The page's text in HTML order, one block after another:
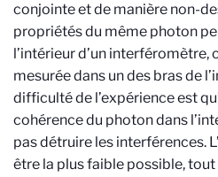
conjointe et de manière non-
propriétés du même photon
l’intérieur d’un
mesurée dans un des bras de
difficulté de l’expérience est
cohérence du photon dans
pas détruire les interférences.
être la plus faible possible,